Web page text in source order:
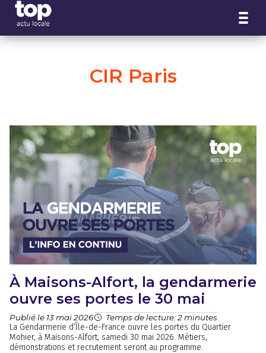
CIR Paris
À Maisons-Alfort, la gendarmerie
ouvre ses portes le 30 mai
Publié le 13 mai 2026 Temps de lecture: 2 minutes
La Gendarmerie d’Île-de-France ouvre les portes du Quartier
Mohier, à Maisons-Alfort, samedi 30 mai 2026. Métiers,
démonstrations et recrutement seront au programme.
Panneau de gestion des cookies